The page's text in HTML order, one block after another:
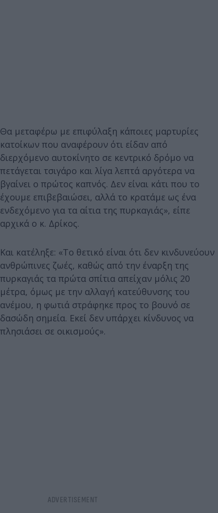
Θα μεταφέρω με επιφύλαξη κάποιες μαρτυρίες
κατοίκων που αναφέρουν ότι είδαν από
διερχόμενο αυτοκίνητο σε κεντρικό δρόμο να
πετάγεται τσιγάρο και λίγα λεπτά αργότερα να
βγαίνει ο πρώτος καπνός. Δεν είναι κάτι που το
έχουμε επιβεβαιώσει, αλλά το κρατάμε ως ένα
ενδεχόμενο για τα αίτια της πυρκαγιάς», είπε
αρχικά ο κ. Δρίκος.
Και κατέληξε: «Το θετικό είναι ότι δεν κινδυνεύουν
ανθρώπινες ζωές, καθώς από την έναρξη της
πυρκαγιάς τα πρώτα σπίτια απείχαν μόλις 20
μέτρα, όμως με την αλλαγή κατεύθυνσης του
ανέμου, η φωτιά στράφηκε προς το βουνό σε
δασώδη σημεία. Εκεί δεν υπάρχει κίνδυνος να
πλησιάσει σε οικισμούς».